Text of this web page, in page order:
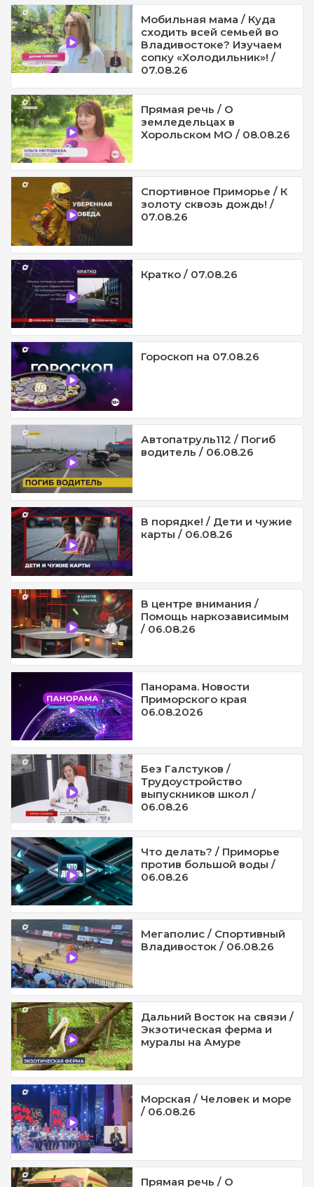
Мобильная мама / Куда
сходить всей семьей во
Владивостоке? Изучаем
сопку «Холодильник»! /
07.08.26
Прямая речь / О
земледельцах в
Хорольском МО / 08.08.26
Спортивное Приморье / К
золоту сквозь дождь! /
07.08.26
Кратко / 07.08.26
Гороскоп на 07.08.26
Автопатруль112 / Погиб
водитель / 06.08.26
В порядке! / Дети и чужие
карты / 06.08.26
В центре внимания /
Помощь наркозависимым
/ 06.08.26
Панорама. Новости
Приморского края
06.08.2026
Без Галстуков /
Трудоустройство
выпускников школ /
06.08.26
Что делать? / Приморье
против большой воды /
06.08.26
Мегаполис / Спортивный
Владивосток / 06.08.26
Дальний Восток на связи /
Экзотическая ферма и
муралы на Амуре
Морская / Человек и море
/ 06.08.26
Прямая речь / О